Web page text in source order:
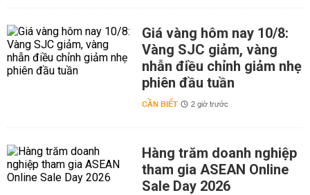
Giá vàng hôm nay 10/8:
Vàng SJC giảm, vàng
nhẫn điều chỉnh giảm nhẹ
phiên đầu tuần
CẦN BIẾT 2 giờ trước
Hàng trăm doanh nghiệp
tham gia ASEAN Online
Sale Day 2026